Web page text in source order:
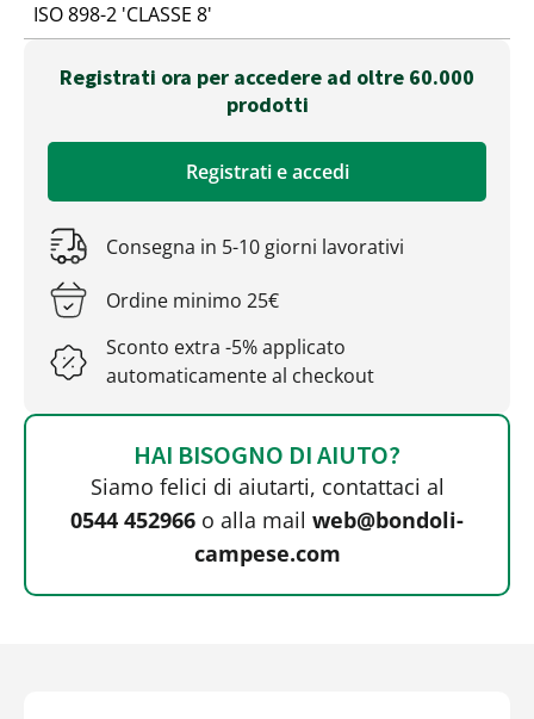
ISO 898-2 'CLASSE 8'
Registrati ora per accedere ad oltre 60.000
prodotti
Registrati e accedi
Consegna in 5-10 giorni lavorativi
Ordine minimo 25€
Sconto extra -5% applicato
automaticamente al checkout
HAI BISOGNO DI AIUTO?
Siamo felici di aiutarti, contattaci al
0544 452966 o alla mail web@bondoli-
campese.com